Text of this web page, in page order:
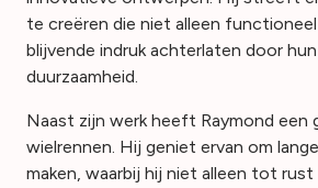
te creëren die niet alleen
blijvende indruk achterlaten door
duurzaamheid.
Naast zijn werk heeft Raymond een
wielrennen. Hij geniet ervan om
maken⁠, waarbij hij niet alleen tot